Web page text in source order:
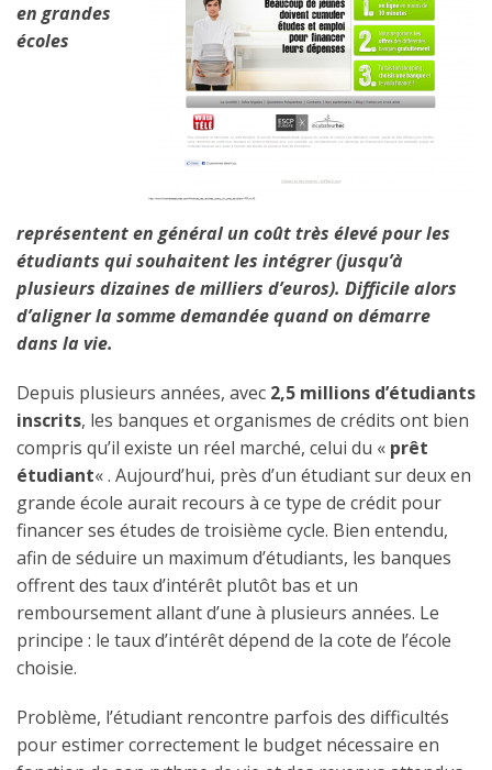
en grandes
écoles
représentent en général un coût très élevé pour les
étudiants qui souhaitent les intégrer (jusqu’à
plusieurs dizaines de milliers d’euros). Difficile alors
d’aligner la somme demandée quand on démarre
dans la vie.
Depuis plusieurs années, avec 2,5 millions d’étudiants
inscrits, les banques et organismes de crédits ont bien
compris qu’il existe un réel marché, celui du « prêt
étudiant« . Aujourd’hui, près d’un étudiant sur deux en
grande école aurait recours à ce type de crédit pour
financer ses études de troisième cycle. Bien entendu,
afin de séduire un maximum d’étudiants, les banques
offrent des taux d’intérêt plutôt bas et un
remboursement allant d’une à plusieurs années. Le
principe : le taux d’intérêt dépend de la cote de l’école
choisie.
Problème, l’étudiant rencontre parfois des difficultés
pour estimer correctement le budget nécessaire en